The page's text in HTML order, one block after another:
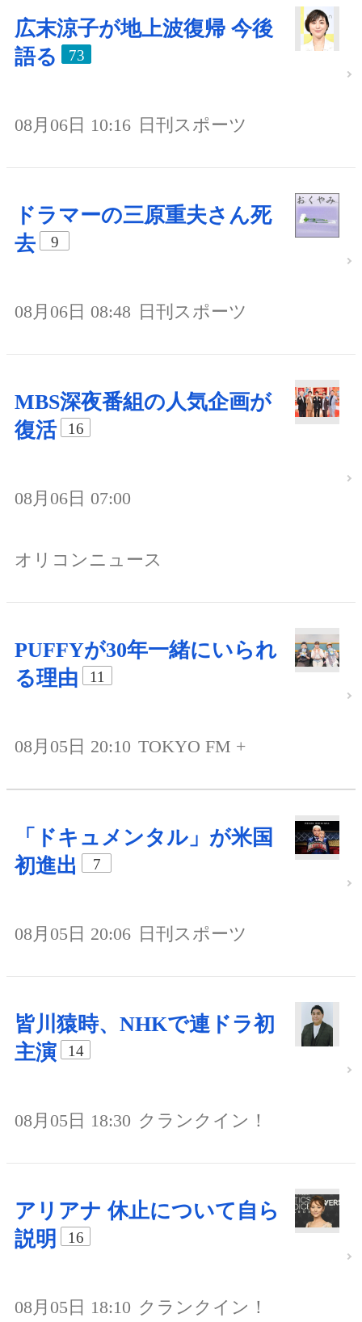
広末涼子が地上波復帰 今後
語る
73
08月06日 10:16 日刊スポーツ
ドラマーの三原重夫さん死
去
9
08月06日 08:48 日刊スポーツ
MBS深夜番組の人気企画が
復活
16
08月06日 07:00
オリコンニュース
PUFFYが30年一緒にいられ
る理由
11
08月05日 20:10 TOKYO FM +
「ドキュメンタル」が米国
初進出
7
08月05日 20:06 日刊スポーツ
皆川猿時、NHKで連ドラ初
主演
14
08月05日 18:30 クランクイン！
アリアナ 休止について自ら
説明
16
08月05日 18:10 クランクイン！